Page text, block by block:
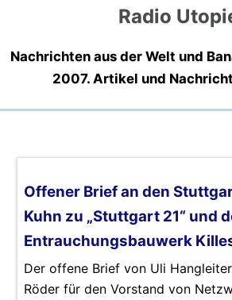
Radio
Nachrichten aus der Welt und
2007. Artikel und
Offener Brief an den
Kuhn zu „Stuttgart 21“ und
Entrauchungsbauwerk
Der offene Brief von Uli
Röder für den Vorstand von